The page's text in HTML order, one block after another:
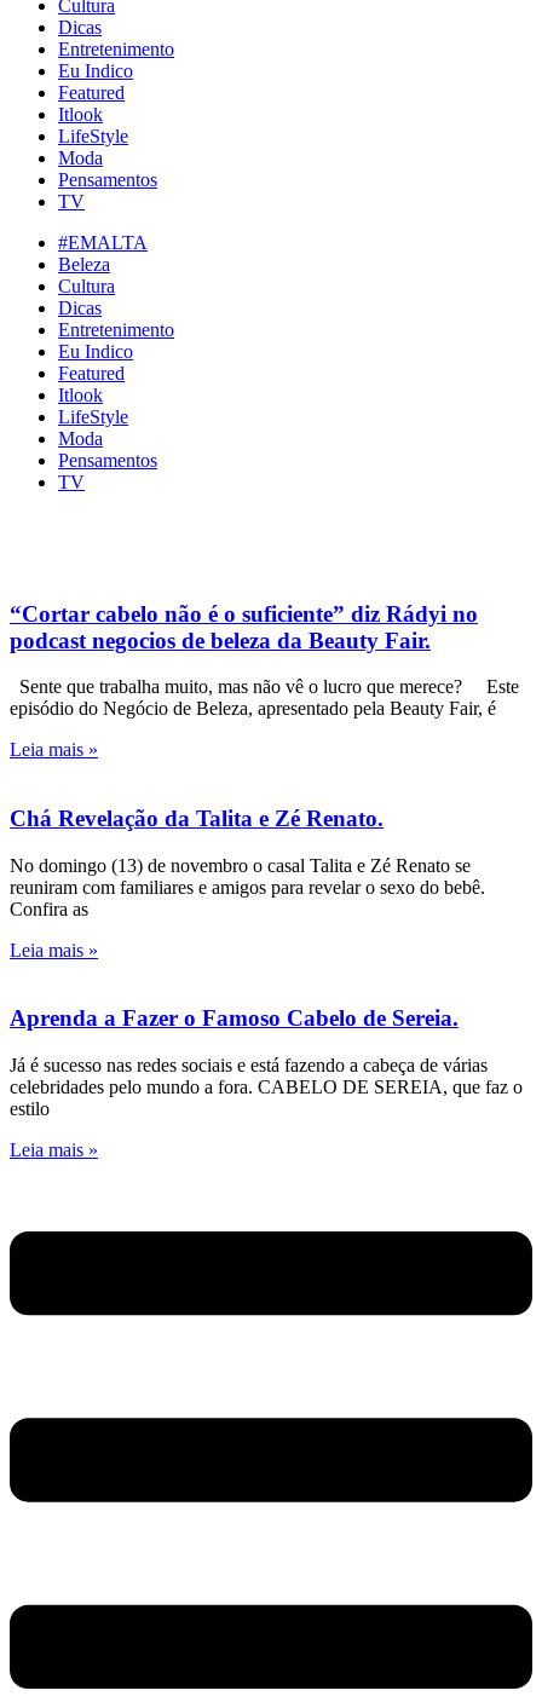
Cultura
Dicas
Entretenimento
Eu Indico
Featured
Itlook
LifeStyle
Moda
Pensamentos
TV
#EMALTA
Beleza
Cultura
Dicas
Entretenimento
Eu Indico
Featured
Itlook
LifeStyle
Moda
Pensamentos
TV
“Cortar cabelo não é o suficiente” diz Rádyi no
podcast negocios de beleza da Beauty Fair.
Sente que trabalha muito, mas não vê o lucro que merece? Este
episódio do Negócio de Beleza, apresentado pela Beauty Fair, é
Leia mais »
Chá Revelação da Talita e Zé Renato.
No domingo (13) de novembro o casal Talita e Zé Renato se
reuniram com familiares e amigos para revelar o sexo do bebê.
Confira as
Leia mais »
Aprenda a Fazer o Famoso Cabelo de Sereia.
Já é sucesso nas redes sociais e está fazendo a cabeça de várias
celebridades pelo mundo a fora. CABELO DE SEREIA, que faz o
estilo
Leia mais »